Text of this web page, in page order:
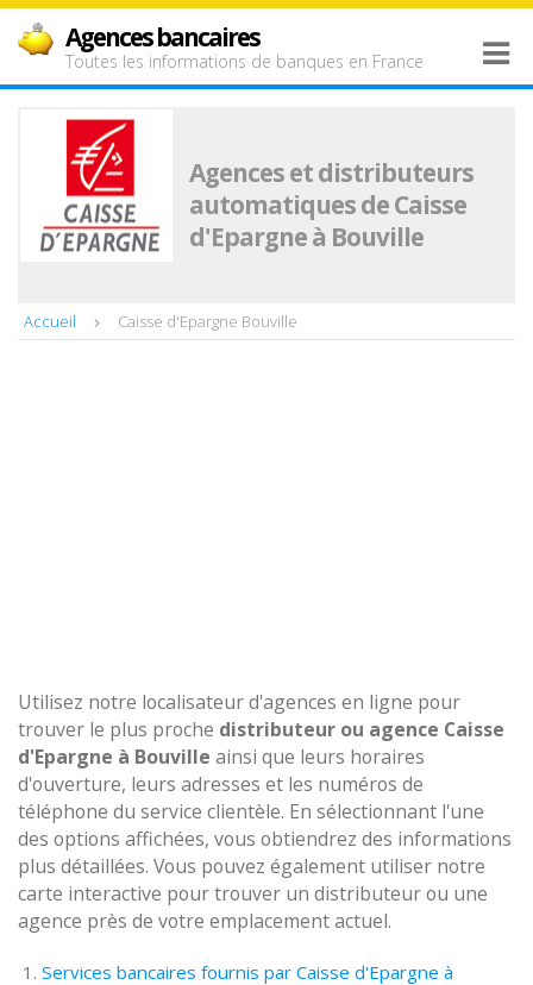
Agences bancaires
Toutes les informations de banques en France
Agences et distributeurs
automatiques de Caisse
d'Epargne à Bouville
Accueil Caisse d'Epargne Bouville
Utilisez notre localisateur d'agences en ligne pour
trouver le plus proche distributeur ou agence Caisse
d'Epargne à Bouville ainsi que leurs horaires
d'ouverture, leurs adresses et les numéros de
téléphone du service clientèle. En sélectionnant l'une
des options affichées, vous obtiendrez des informations
plus détaillées. Vous pouvez également utiliser notre
carte interactive pour trouver un distributeur ou une
agence près de votre emplacement actuel.
Services bancaires fournis par Caisse d'Epargne à